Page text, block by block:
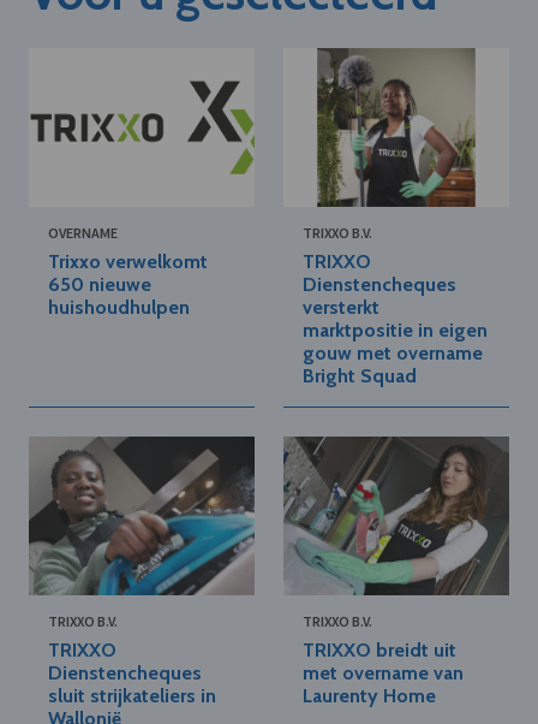
OVERNAME
Trixxo verwelkomt
650 nieuwe
huishoudhulpen
TRIXXO B.V.
TRIXXO
Dienstencheques
versterkt
marktpositie in eigen
gouw met overname
Bright Squad
TRIXXO B.V.
TRIXXO
Dienstencheques
sluit strijkateliers in
Wallonië
TRIXXO B.V.
TRIXXO breidt uit
met overname van
Laurenty Home